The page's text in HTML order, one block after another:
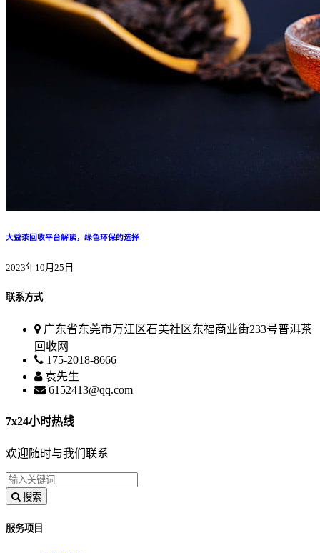
大益茶回收平台解读，绿色环保的选择
2023年10月25日
联系方式
广东省东莞市万江区石美社区东福商业街233号普洱茶
回收网
175-2018-8666
袁先生
6152413@qq.com
7x24小时热线
欢迎随时与我们联系
搜索
服务项目